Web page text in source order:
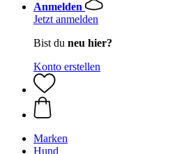
Anmelden
Jetzt anmelden
Bist du neu hier?
Konto erstellen
Marken
Hund